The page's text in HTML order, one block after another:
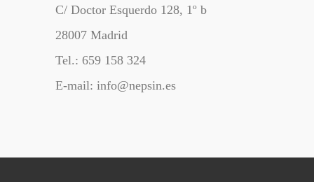
C/ Doctor Esquerdo 128, 1º b
28007 Madrid
Tel.: 659 158 324
E-mail: info@nepsin.es